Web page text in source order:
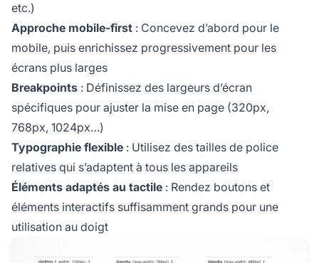
etc.)
Approche mobile-first : Concevez d’abord pour le
mobile, puis enrichissez progressivement pour les
écrans plus larges
Breakpoints : Définissez des largeurs d’écran
spécifiques pour ajuster la mise en page (320px,
768px, 1024px…)
Typographie flexible : Utilisez des tailles de police
relatives qui s’adaptent à tous les appareils
Éléments adaptés au tactile : Rendez boutons et
éléments interactifs suffisamment grands pour une
utilisation au doigt